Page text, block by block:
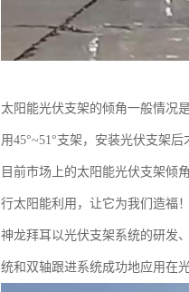
太阳能光伏支架的倾角一般情况
用45°~51°支架，安装光伏支架
目前市场上的太阳能光伏支架倾
行太阳能利用，让它为我们造福！
神龙拜耳以光伏支架系统的研发
统和双轴跟进系统成功地应用在